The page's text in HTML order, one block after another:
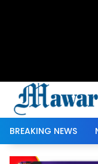
BREAKING NEWS